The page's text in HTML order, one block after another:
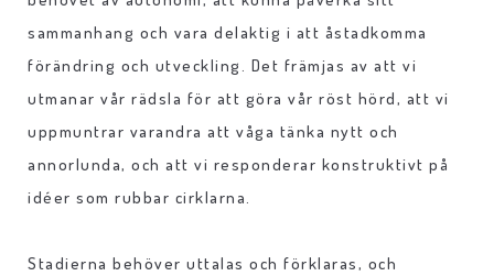
sammanhang och vara delaktig i att åstadkomma
förändring och utveckling. Det främjas av att vi
utmanar vår rädsla för att göra vår röst hörd, att vi
uppmuntrar varandra att våga tänka nytt och
annorlunda, och att vi responderar konstruktivt på
idéer som rubbar cirklarna.
Stadierna behöver uttalas och förklaras, och